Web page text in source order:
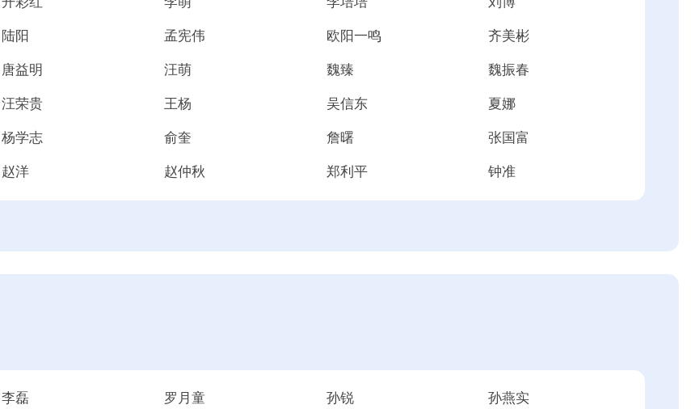
陆阳 孟宪伟 欧阳一鸣 齐美彬
唐益明 汪萌 魏臻 魏振春
汪荣贵 王杨 吴信东 夏娜
杨学志 俞奎 詹曙 张国富
赵洋 赵仲秋 郑利平 钟准
李磊 罗月童 孙锐 孙燕实